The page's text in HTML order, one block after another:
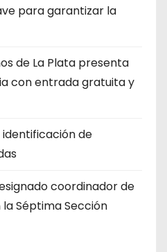
para garantizar la
de La Plata presenta
con entrada gratuita y
de
coordinador de
la Séptima Sección